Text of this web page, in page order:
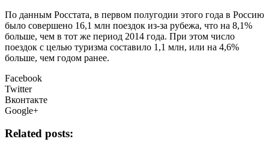
По данным Росстата, в первом полугодии этого года в Россию
было совершено 16,1 млн поездок из-за рубежа, что на 8,1%
больше, чем в тот же период 2014 года. При этом число
поездок с целью туризма составило 1,1 млн, или на 4,6%
больше, чем годом ранее.
Facebook
Twitter
Вконтакте
Google+
Related posts: